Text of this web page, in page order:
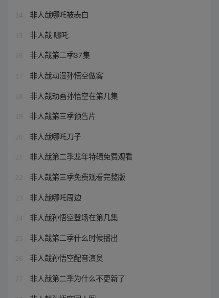
14 非人哉哪吒被表白
15 非人哉 哪吒
16 非人哉第二季37集
17 非人哉动漫孙悟空做客
18 非人哉动画孙悟空在第几集
19 非人哉第三季预告片
20 非人哉哪吒刀子
21 非人哉第二季龙年特辑免费观看
22 非人哉第三季免费观看完整版
23 非人哉哪吒周边
24 非人哉孙悟空登场在第几集
25 非人哉第二季什么时候播出
26 非人哉孙悟空配音演员
27 非人哉第二季为什么不更新了